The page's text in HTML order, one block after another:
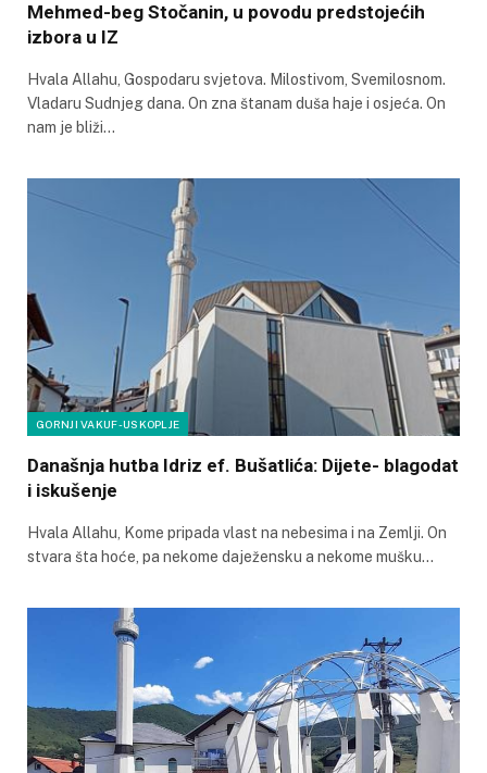
Mehmed-beg Stočanin, u povodu predstojećih
izbora u IZ
Hvala Allahu, Gospodaru svjetova. Milostivom, Svemilosnom.
Vladaru Sudnjeg dana. On zna štanam duša haje i osjeća. On
nam je bliži…
GORNJI VAKUF-USKOPLJE
Današnja hutba Idriz ef. Bušatlića: Dijete- blagodat
i iskušenje
Hvala Allahu, Kome pripada vlast na nebesima i na Zemlji. On
stvara šta hoće, pa nekome daježensku a nekome mušku…